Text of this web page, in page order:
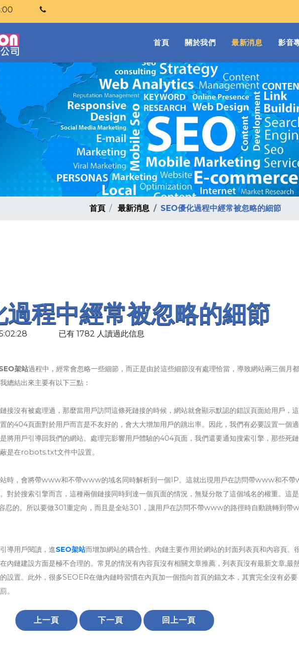
首頁(current)
關於我們 最新消息 影音
首頁 最新消息 SEO優化過程中經常被忽略的細節
過程中經常被忽略的細節
已有 1782 人讀過此信息
架站過程中，經常會忽略一些細節，而正是由於這些細節沒有處理恰當，導致網站兩三個月
總結出來主要有以下三點：
接沒有被處理過，那麼當用戶訪問這條死鏈接的時候，網站就會顯示默認的錯誤頁面給用戶，
的404頁面對於用戶而言是不友好的，會大大增加用戶的跳出率。因此，我們有必要設置一個
將用戶引導回我們的網站。處理完影響用戶體驗的404頁面，我們還要通知搜索引擎，那些死
是在robots.txt文件中設置。
站時，會將帶www和不帶www的域名同時解析到一個IP。這就出現用戶在訪問帶www和不
對於搜索引擎而言，這種兩個鏈接同時到達一個頁面的情況，無疑分散了這個域名的權重。這
忍的。所以要做301重定向，而且是全站301，讓用戶在訪問不帶www的路徑時自動跳轉到帶
導用戶閱讀，進SEO架站而增加網站的耦合性。內鏈主要作用於網站的封面列表頁和內容頁。
內鏈建設方面是極不合理的。常見的情況有內容頁沒有相關文章推薦，列表頁沒有最新文章,最
設置。此外，很多SEOER在做內鏈時習慣在內頁加一個指向首頁的錨文本，其實完全沒有必要
。
上一頁 下一頁 回上一頁